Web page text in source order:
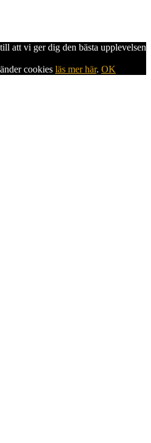
att vi ger dig den bästa upplevelsen
cookies läs mer här. OK